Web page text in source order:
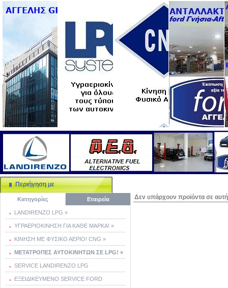
Περιήγηση με
Κατηγορίες Εταιρεία
LANDIRENZO LPG »
ΥΓΡΑΕΡΙΟΚΙΝΗΣΗ ΓΙΑ ΚΑΘΕ ΜΑΡΚΑ! »
ΚΙΝΗΣΗ ΜΕ ΦΥΣΙΚΟ ΑΕΡΙΟ! CNG »
ΜΕΤΑΤΡΟΠΕΣ ΑΥΤΟΚΙΝΗΤΩΝ ΣΕ LPG! »
SERVICE LANDIRENZO LPG
ΕΞΕΙΔΙΚΕΥΜΕΝΟ SERVICE FORD
Δεν υπάρχουν προϊόντα σε αυτή